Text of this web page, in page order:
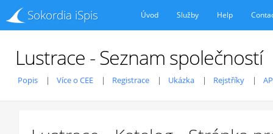
Sokordia iSpis Úvod Služby Help
Lustrace - Seznam společností
Popis Více o CEE Registrace Ukázka Rejstříky